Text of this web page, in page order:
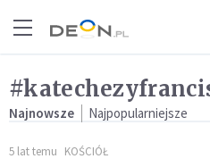
Najnowsze Najpopularniejsze
5 lat temu KOŚCIÓŁ